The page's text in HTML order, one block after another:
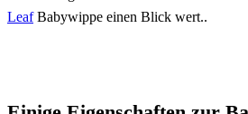
LeafBabywippe einen Blick wert..